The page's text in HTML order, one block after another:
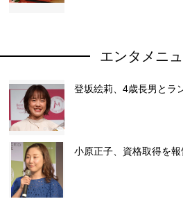
エンタメニ
登坂絵莉、4歳長男とラ
小原正子、資格取得を報